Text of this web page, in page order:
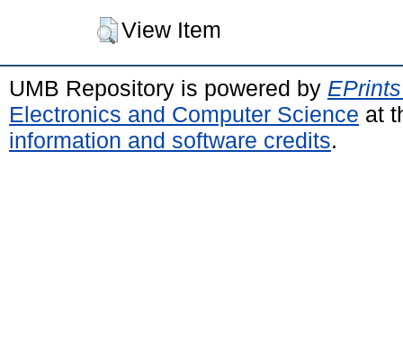
View Item
UMB Repository is powered by
Electronics and Computer Science at
information and software credits.